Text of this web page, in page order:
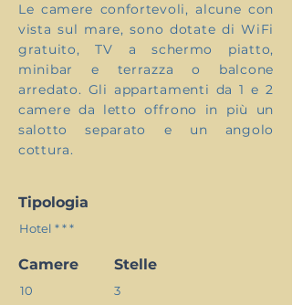
Le camere confortevoli, alcune con
vista sul mare, sono dotate di WiFi
gratuito, TV a schermo piatto,
minibar e terrazza o balcone
arredato. Gli appartamenti da 1 e 2
camere da letto offrono in più un
salotto separato e un angolo
cottura.
Tipologia
Hotel * * *
Camere Stelle
10 3